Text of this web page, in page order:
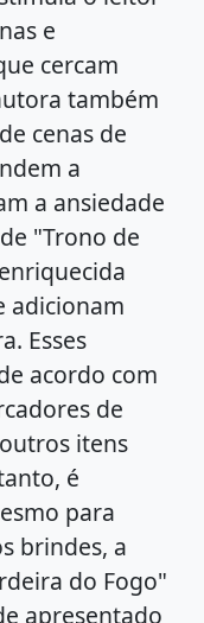
e
cercam
também
cenas de
a
a ansiedade
"Trono de
adicionam
Esses
acordo com
de
itens
é
para
brindes, a
do Fogo"
apresentado